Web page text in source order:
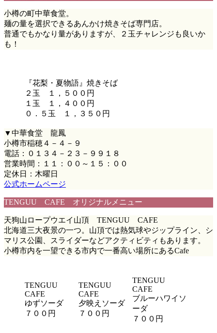
小樽の町中華食堂。
麺の量を選択できるあんかけ焼きそば専門店。
普通でもかなり量がありますが、２玉チャレンジも良いか
も！
『花梨・夏物語』焼きそば
２玉 １，５００円
１玉 １，４００円
０．５玉 １，３５０円
▼中華食堂 龍鳳
小樽市稲穂４－４－９
電話：０１３４－２３－９９１８
営業時間：１１：００～１５：００
定休日：木曜日
公式ホームページ
TENGUU CAFE オリジナルメニュー
天狗山ロープウエイ山頂 TENGUU CAFE
北海道三大夜景の一つ。山頂では熱気球やジップライン、シ
マリス公園、スライダーなどアクティビティもあります。
小樽市内を一望できる市内で一番高い場所にあるCafe
TENGUU
CAFE
ゆずソーダ
７００円
TENGUU
CAFE
夕映えソーダ
７００円
TENGUU
CAFE
ブルーハワイソ
ーダ
７００円